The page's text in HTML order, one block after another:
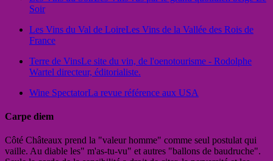
Soir
Les Vins du Val de LoireLes Vins de la Vallée des Rois de
France
Terre de VinsLe site du vin, de l'oenotourisme - Rodolphe
Wartel directeur, éditorialiste.
Wine SpectatorLa revue référence aux USA
Carpe diem
Côté Châteaux prend la "valeur homme" comme seul postulat qui
vaille. Au diable les" m'as-tu-vu" et autres "ballons de baudruche".